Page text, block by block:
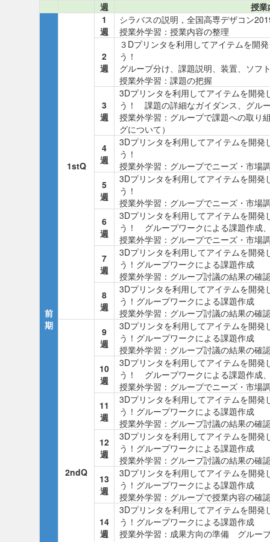
週 授業
前
期
1stQ
1
週
シラバスの説明，全国高専デザコン
授業外学習：授業内容の整理
2
週
３Dプリンタを利用してアイテムを開
う！
グループ分け、課題説明、装置、ソフ
授業外学習：課題の把握
3
週
3Dプリンタを利用してアイテムを開
う！ 課題の詳細なガイダンス、グル
授業外学習：グループで課題への取り
グについて）
4
週
3Dプリンタを利用してアイテムを開
う！
授業外学習：グループでニーズ・市場
5
週
3Dプリンタを利用してアイテムを開
う！
授業外学習：グループでニーズ・市場
6
週
3Dプリンタを利用してアイテムを開
う！ グループワークによる課題作成
授業外学習：グループでニーズ・市場
7
週
3Dプリンタを利用してアイテムを開
う！グループワークによる課題作成
授業外学習：グループ討議の結果の確
8
週
3Dプリンタを利用してアイテムを開
う！グループワークによる課題作成
授業外学習：グループ討議の結果の確
2ndQ
9
週
3Dプリンタを利用してアイテムを開
う！グループワークによる課題作成
授業外学習：グループ討議の結果の確
10
週
3Dプリンタを利用してアイテムを開
う！ グループワークによる課題作成
授業外学習：グループでニーズ・市場
11
週
3Dプリンタを利用してアイテムを開
う！グループワークによる課題作成
授業外学習：グループ討議の結果の確
12
週
3Dプリンタを利用してアイテムを開
う！グループワークによる課題作成
授業外学習：グループ討議の結果の確
13
週
3Dプリンタを利用してアイテムを開
う！グループワークによる課題作成
授業外学習：グループで授業内容の確
14
週
3Dプリンタを利用してアイテムを開
う！グループワークによる課題作成
授業外学習：成果方向の準備 グルー